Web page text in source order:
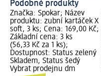
Podobné produkty
Značka: Spokar; Název
produktu: zubní kartáček X
soft, 3 ks; Cena: 169,00 Kč;
Základní cena: 3 ks
(56,33 Kč za 1 ks);
Dostupnost: Status zelený
Skladem, Status šedý
Vybrat prodejnu dm